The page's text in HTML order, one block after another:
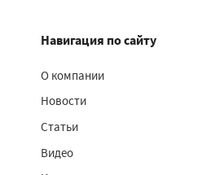
Навигация по сайту
О компании
Новости
Статьи
Видео